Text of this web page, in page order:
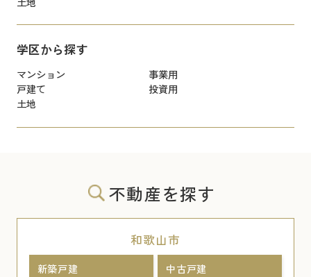
学区から探す
マンション
事業用
戸建て
投資用
土地
不動産を探す
和歌山市
新築戸建 中古戸建